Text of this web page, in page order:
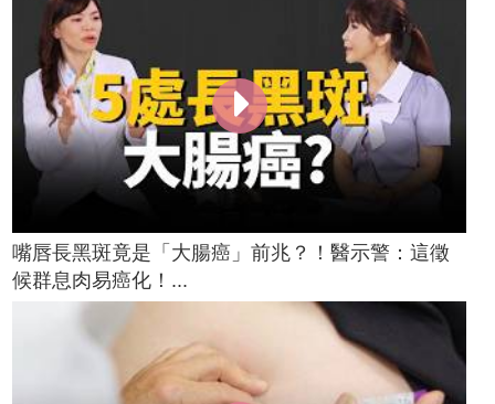
嘴唇長黑斑竟是「大腸癌」前兆？！醫示警：這徵
候群息肉易癌化！...